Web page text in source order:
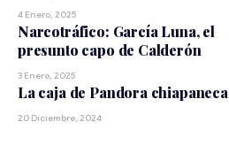
4 Enero, 2025
Narcotráfico: García Luna, el
presunto capo de Calderón
3 Enero, 2025
La caja de Pandora chiapaneca
20 Diciembre, 2024